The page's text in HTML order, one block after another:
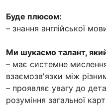
Буде плюсом:
– знання англійської
Ми шукаємо талант,
– має системне
взаємозв'язки між
– проявляє увагу до
розуміння загальної